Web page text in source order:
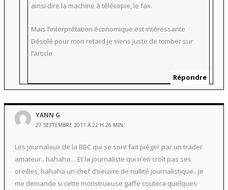
ainsi dire la machine à télécopie, le fax.
Mais l’interprétation économique est intéressante
Désolé pour mon retard je viens juste de tomber sur
l’article
Répondre
YANN G
27 SEPTEMBRE 2011 À 22 H 26 MIN
Les journaleux de la BBC qui se sont fait piéger par un trader
amateur.. hahaha… Et la journaliste qui n’en croît pas ses
oreilles, hahaha un chef d’oeuvre de nullité journalistique.. Je
me demande si cette monstrueuse gaffe coutera quelques